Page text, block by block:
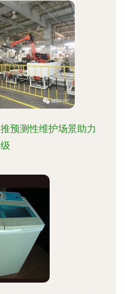
预测性维护场景助力